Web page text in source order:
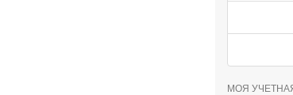
МОЯ